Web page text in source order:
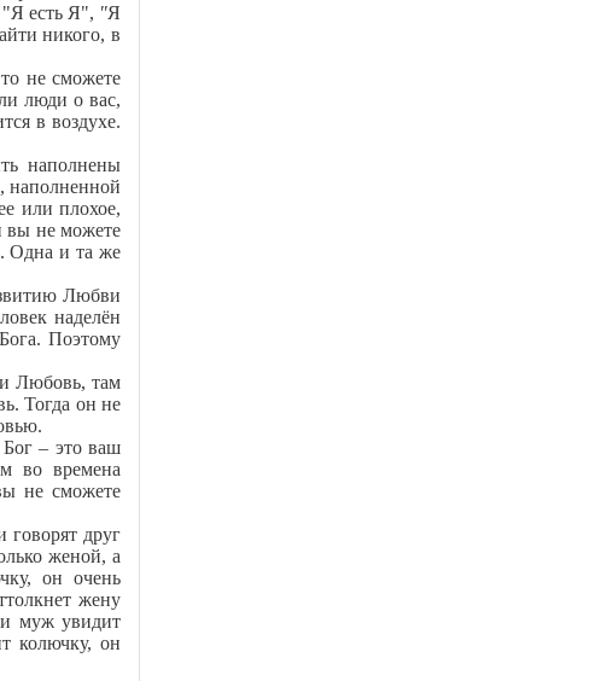
"Я есть Я", "Я
никого, в
не сможете
люди о вас,
в воздухе.
наполнены
наполненной
или плохое,
вы не можете
Одна и та же
Любви
наделён
Поэтому
Любовь, там
Тогда он не
– это ваш
во времена
не сможете
друг
женой, а
он очень
жену
и муж увидит
колючку, он